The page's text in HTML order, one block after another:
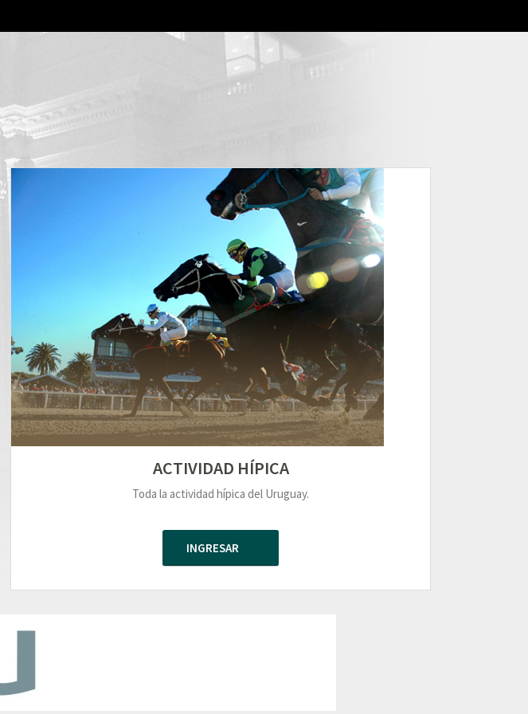
ACTIVIDAD HÍPICA
Toda la actividad hípica del Uruguay.
INGRESAR